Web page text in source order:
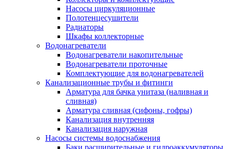
Насосы циркуляционные
Полотенцесушители
Радиаторы
Шкафы коллекторные
Водонагреватели
Водонагреватели накопительные
Водонагреватели проточные
Комплектующие для водонагревателей
Канализационные трубы и фитинги
Арматура для бачка унитаза (наливная и
сливная)
Арматура сливная (сифоны, гофры)
Канализация внутренняя
Канализация наружная
Насосы системы водоснабжения
Баки расширительные и гидроаккумуляторы